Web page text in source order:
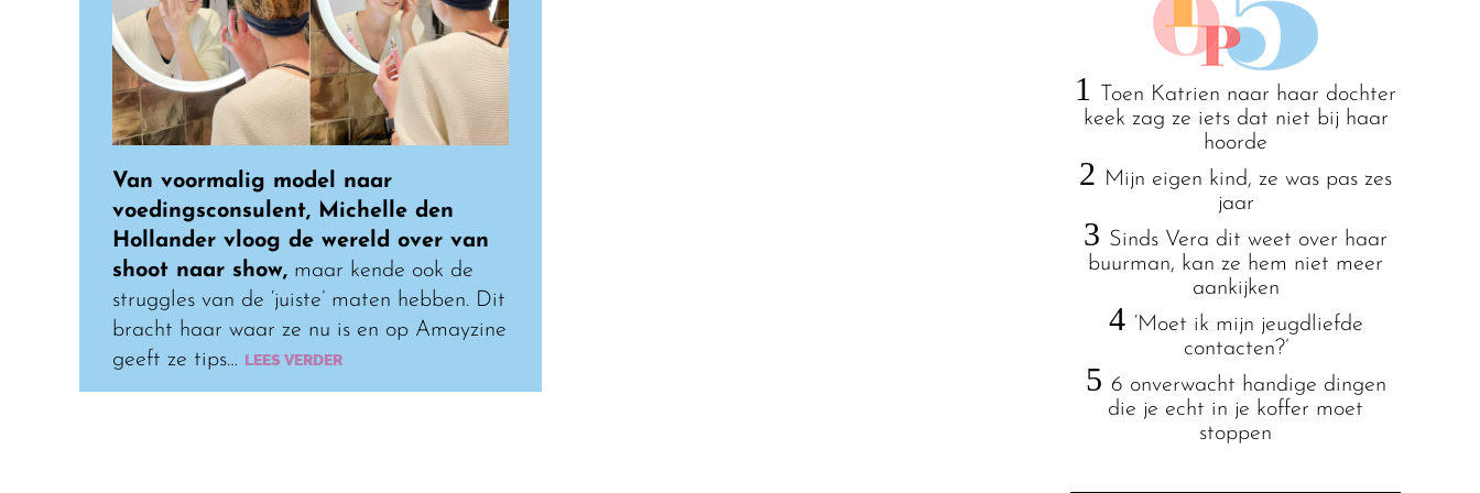
Van voormalig model naar
voedingsconsulent, Michelle den
Hollander vloog de wereld over van
shoot naar show, maar kende ook de
struggles van de ‘juiste’ maten hebben. Dit
bracht haar waar ze nu is en op Amayzine
geeft ze tips… LEES VERDER
1
Toen Katrien naar haar dochter
keek zag ze iets dat niet bij haar
hoorde
2 Mijn eigen kind, ze was pas zes
jaar
3 Sinds Vera dit weet over haar
buurman, kan ze hem niet meer
aankijken
4 ‘Moet ik mijn jeugdliefde
contacten?’
5 6 onverwacht handige dingen
die je echt in je koffer moet
stoppen